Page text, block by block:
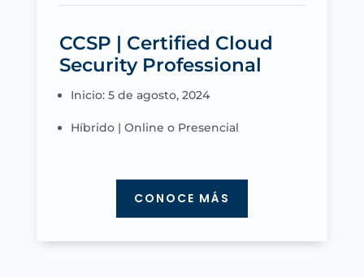
CCSP | Certified Cloud
Security Professional
Inicio: 5 de agosto, 2024
Híbrido | Online o Presencial
CONOCE MÁS